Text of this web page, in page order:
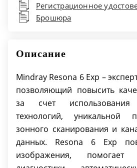
повороту
Специализированный
выберите опцию "Right"
Гибридный жесткий
HDD), DVD-R/W, USB-порты
Бесштырьковые
активных + 1 паркинговый)
Gel Warmer Встроенный
с регулировкой
с левой стороны
Регистрационное
Брошюра
Описание
Mindray Resona 6 Exp –
позволяющий повысить
за счет использования
технологий, уникальной
зонного сканирования и
данных. Resona 6 Exp
изображения,